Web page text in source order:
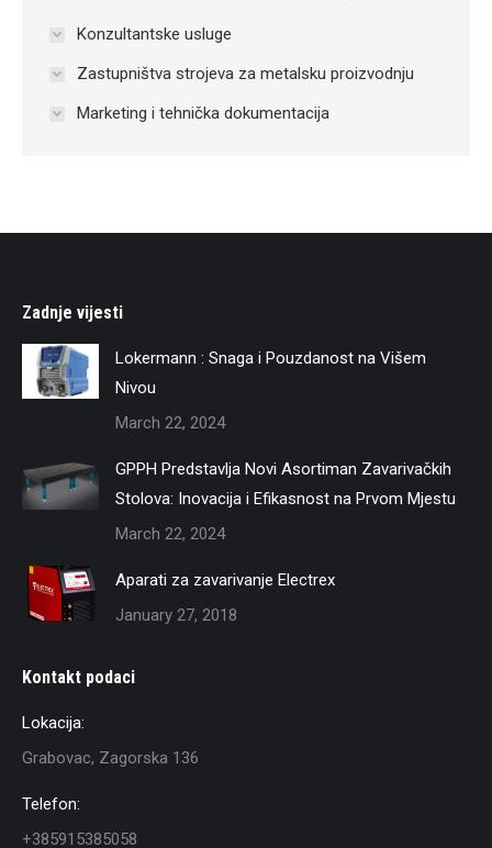
Konzultantske usluge
Zastupništva strojeva za metalsku proizvodnju
Marketing i tehnička dokumentacija
Zadnje vijesti
Lokermann : Snaga i Pouzdanost na Višem
Nivou
March 22, 2024
GPPH Predstavlja Novi Asortiman Zavarivačkih
Stolova: Inovacija i Efikasnost na Prvom Mjestu
March 22, 2024
Aparati za zavarivanje Electrex
January 27, 2018
Kontakt podaci
Lokacija:
Grabovac, Zagorska 136
Telefon:
+385915385058